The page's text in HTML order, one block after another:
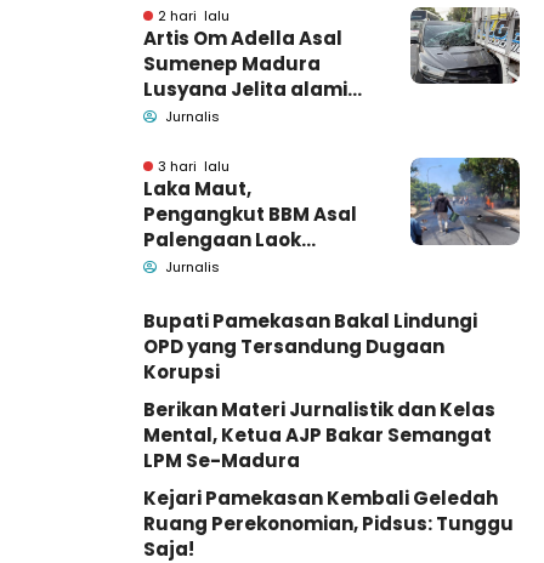
Barang Bukti
2 hari lalu
Artis Om Adella Asal
Sumenep Madura
Lusyana Jelita alami
kecelakaan di Wonogiri
Jurnalis
3 hari lalu
Laka Maut,
Pengangkut BBM Asal
Palengaan Laok
Pamekasan Meninggal
Jurnalis
Bupati Pamekasan Bakal Lindungi
OPD yang Tersandung Dugaan
Korupsi
Berikan Materi Jurnalistik dan Kelas
Mental, Ketua AJP Bakar Semangat
LPM Se-Madura
Kejari Pamekasan Kembali Geledah
Ruang Perekonomian, Pidsus: Tunggu
Saja!